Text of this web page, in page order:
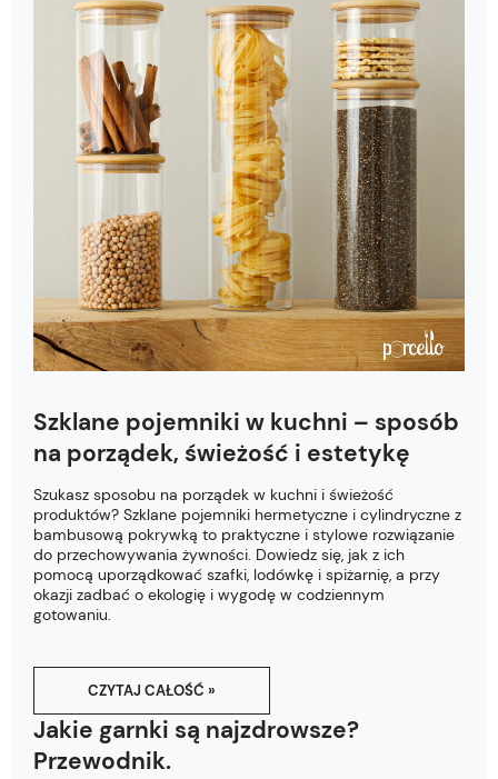
Szklane pojemniki w kuchni – sposób
na porządek, świeżość i estetykę
Szukasz sposobu na porządek w kuchni i świeżość
produktów? Szklane pojemniki hermetyczne i cylindryczne z
bambusową pokrywką to praktyczne i stylowe rozwiązanie
do przechowywania żywności. Dowiedz się, jak z ich
pomocą uporządkować szafki, lodówkę i spiżarnię, a przy
okazji zadbać o ekologię i wygodę w codziennym
gotowaniu.
CZYTAJ CAŁOŚĆ »
Jakie garnki są najzdrowsze?
Przewodnik.